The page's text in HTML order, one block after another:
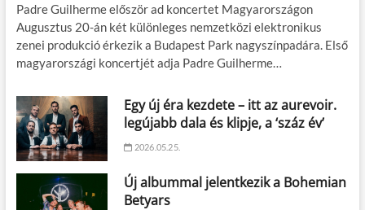
Padre Guilherme először ad koncertet Magyarországon
Augusztus 20-án két különleges nemzetközi elektronikus
zenei produkció érkezik a Budapest Park nagyszínpadára. Első
magyarországi koncertjét adja Padre Guilherme…
Egy új éra kezdete – itt az aurevoir.
legújabb dala és klipje, a ‘száz év’
2026.05.25.
Új albummal jelentkezik a Bohemian
Betyars